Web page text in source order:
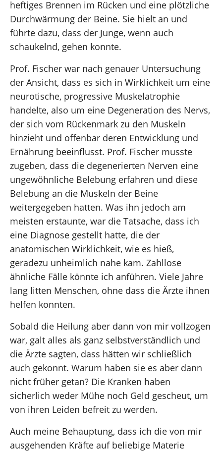
heftiges Brennen im Rücken und eine plötzliche
Durchwärmung der Beine. Sie hielt an und
führte dazu, dass der Junge, wenn auch
schaukelnd, gehen konnte.
Prof. Fischer war nach genauer Untersuchung
der Ansicht, dass es sich in Wirklichkeit um eine
neurotische, progressive Muskelatrophie
handelte, also um eine Degeneration des Nervs,
der sich vom Rückenmark zu den Muskeln
hinzieht und offenbar deren Entwicklung und
Ernährung beeinflusst. Prof. Fischer musste
zugeben, dass die degenerierten Nerven eine
ungewöhnliche Belebung erfahren und diese
Belebung an die Muskeln der Beine
weitergegeben hatten. Was ihn jedoch am
meisten erstaunte, war die Tatsache, dass ich
eine Diagnose gestellt hatte, die der
anatomischen Wirklichkeit, wie es hieß,
geradezu unheimlich nahe kam. Zahllose
ähnliche Fälle könnte ich anführen. Viele Jahre
lang litten Menschen, ohne dass die Ärzte ihnen
helfen konnten.
Sobald die Heilung aber dann von mir vollzogen
war, galt alles als ganz selbstverständlich und
die Ärzte sagten, dass hätten wir schließlich
auch gekonnt. Warum haben sie es aber dann
nicht früher getan? Die Kranken haben
sicherlich weder Mühe noch Geld gescheut, um
von ihren Leiden befreit zu werden.
Auch meine Behauptung, dass ich die von mir
ausgehenden Kräfte auf beliebige Materie